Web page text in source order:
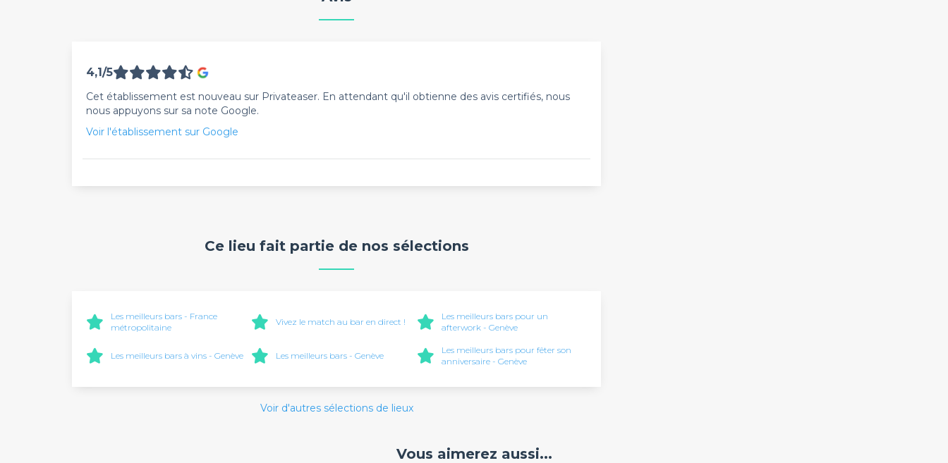
4,1/5
Cet établissement est nouveau sur Privateaser. En attendant qu'il obtienne des avis certifiés, nous
nous appuyons sur sa note Google.
Voir l'établissement sur Google
Ce lieu fait partie de nos sélections
Les meilleurs bars - France
métropolitaine
Vivez le match au bar en direct !
Les meilleurs bars pour un
afterwork - Genève
Les meilleurs bars à vins - Genève Les meilleurs bars - Genève
Les meilleurs bars pour fêter son
anniversaire - Genève
Voir d'autres sélections de lieux
Vous aimerez aussi...